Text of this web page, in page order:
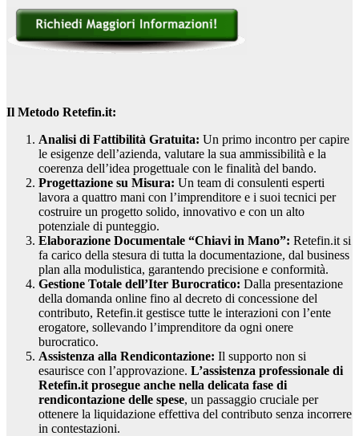
Il Metodo Retefin.it:
Analisi di Fattibilità Gratuita: Un primo incontro per capire
le esigenze dell’azienda, valutare la sua ammissibilità e la
coerenza dell’idea progettuale con le finalità del bando.
Progettazione su Misura: Un team di consulenti esperti
lavora a quattro mani con l’imprenditore e i suoi tecnici per
costruire un progetto solido, innovativo e con un alto
potenziale di punteggio.
Elaborazione Documentale “Chiavi in Mano”: Retefin.it si
fa carico della stesura di tutta la documentazione, dal business
plan alla modulistica, garantendo precisione e conformità.
Gestione Totale dell’Iter Burocratico: Dalla presentazione
della domanda online fino al decreto di concessione del
contributo, Retefin.it gestisce tutte le interazioni con l’ente
erogatore, sollevando l’imprenditore da ogni onere
burocratico.
Assistenza alla Rendicontazione: Il supporto non si
esaurisce con l’approvazione. L’assistenza professionale di
Retefin.it prosegue anche nella delicata fase di
rendicontazione delle spese, un passaggio cruciale per
ottenere la liquidazione effettiva del contributo senza incorrere
in contestazioni.